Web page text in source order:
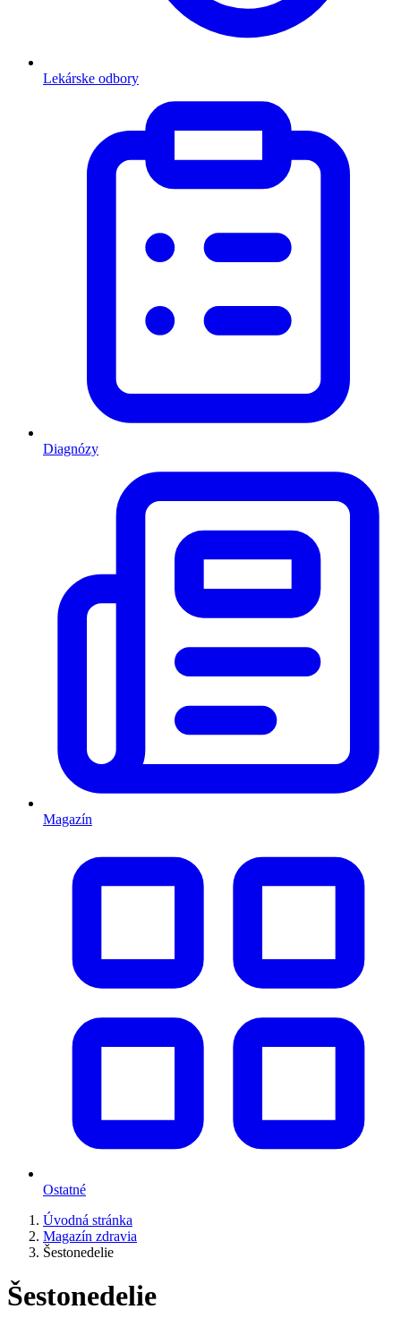
Lekárske odbory
Diagnózy
Magazín
Ostatné
Úvodná stránka
Magazín zdravia
Šestonedelie
Šestonedelie